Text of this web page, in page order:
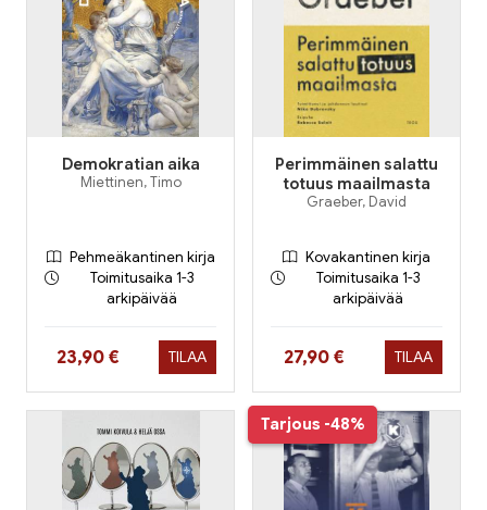
Demokratian aika
Miettinen, Timo
Pehmeäkantinen kirja
Toimitusaika 1-3
arkipäivää
Hinta nyt
23,90 € TILAA
Perimmäinen salattu
totuus maailmasta
Graeber, David
Kovakantinen kirja
Toimitusaika 1-3
arkipäivää
Hinta nyt
27,90 € TILAA
Tarjous -48%